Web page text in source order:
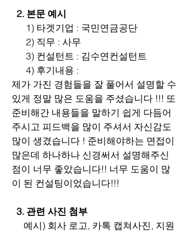
2. 본문 예시
1) 타겟기업 : 국민연금공단
2) 직무 : 사무
3) 컨설턴트 : 김수연컨설턴트
4) 후기내용 :
제가 가진 경험들을 잘 풀어서 설명할 수
있게 정말 많은 도움을 주셨습니다 !!! 또
준비해간 내용들을 말하기 쉽게 다듬어
주시고 피드백을 많이 주셔서 자신감도
많이 생겼습니다 ! 준비해야하는 면접이
많은데 하나하나 신경써서 설명해주신
점이 너무 좋았습니다!! 너무 도움이 많
이 된 컨설팅이었습니다!!!
3. 관련 사진 첨부
예시) 회사 로고, 카톡 캡쳐사진, 지원